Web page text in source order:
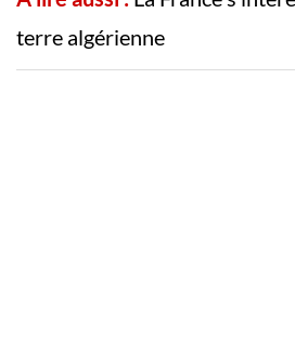
terre algérienne